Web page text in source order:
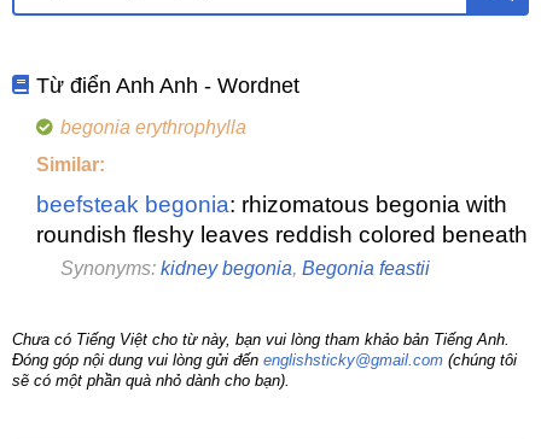
Từ điển Anh Anh - Wordnet
begonia erythrophylla
Similar:
beefsteak begonia: rhizomatous begonia with
roundish fleshy leaves reddish colored beneath
Synonyms: kidney begonia, Begonia feastii
Chưa có Tiếng Việt cho từ này, bạn vui lòng tham khảo bản Tiếng Anh.
Đóng góp nội dung vui lòng gửi đến englishsticky@gmail.com (chúng tôi
sẽ có một phần quà nhỏ dành cho bạn).